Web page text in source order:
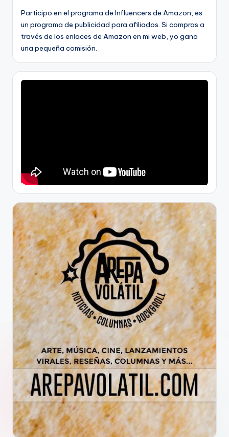
Participo en el programa de Influencers de Amazon, es
un programa de publicidad para afiliados. Si compras a
través de los enlaces de Amazon en mi web, yo gano
una pequeña comisión.